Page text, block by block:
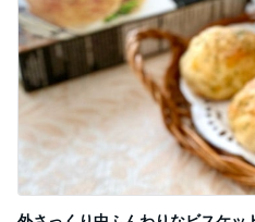
外さっくり中ふんわりなビスケット